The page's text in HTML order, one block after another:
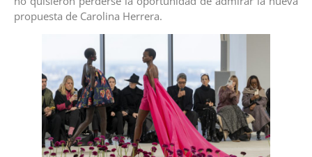
propuesta de Carolina Herrera.